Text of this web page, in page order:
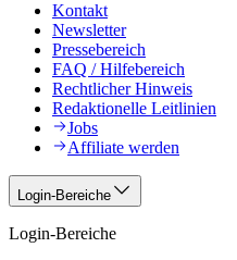
Kontakt
Newsletter
Pressebereich
FAQ / Hilfebereich
Rechtlicher Hinweis
Redaktionelle Leitlinien
Jobs
Affiliate werden
Login-Bereiche
Login-Bereiche